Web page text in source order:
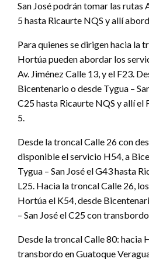
San José podrán tomar las rutas
5 hasta Ricaurte NQS y allí
Para quienes se dirigen hacia la
Hortúa pueden abordar los
Av. Jiménez Calle 13, y el F23.
Bicentenario o desde Tygua –
C25 hasta Ricaurte NQS y allí el
5.
Desde la troncal Calle 26 con
disponible el servicio H54, a
Tygua – San José el G43 hasta
L25. Hacia la troncal Calle 26,
Hortúa el K54, desde
– San José el C25 con
Desde la troncal Calle 80: hacia
transbordo en Guatoque